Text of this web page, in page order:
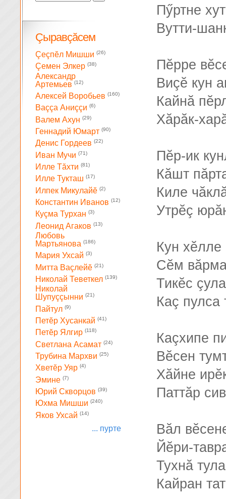
Пӳртне
Вутти-
Пĕрре
Виçĕ кун
Кайнă
Хăрăк-
Пĕр-ик
Кăшт
Киле
Утрĕç
Кун хĕлле
Сĕм
Тикĕс
Каç пулса
Каçхипе
Вĕсен
Хăйне
Паттăр
Вăл
Йĕри-
Тухнă
Кайран
Çыравçăсем
Çеçпĕл Мишши (26)
Çемен Элкер (38)
Александр
Артемьев (12)
Алексей Воробьев (160)
Ваççа Аниççи (6)
Валем Ахун (29)
Геннадий Юмарт (90)
Денис Гордеев (22)
Иван Мучи (71)
Илле Тăхти (81)
Илле Тукташ (17)
Илпек Микулайĕ (2)
Константин Иванов (12)
Куçма Турхан (3)
Леонид Агаков (13)
Любовь
Мартьянова (186)
Мария Ухсай (3)
Митта Ваçлейĕ (21)
Николай Теветкел (139)
Николай
Шупуççынни (21)
Пайтул (9)
Петĕр Хусанкай (41)
Петĕр Ялгир (118)
Светлана Асамат (24)
Трубина Мархви (25)
Хветĕр Уяр (4)
Эмине (7)
Юрий Скворцов (39)
Юхма Мишши (240)
Яков Ухсай (14)
... пурте